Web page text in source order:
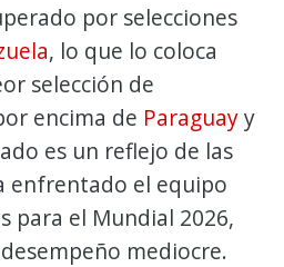
por selecciones
, lo que lo coloca
selección de
encima de Paraguayy
es un reflejo de las
enfrentado el equipo
para el Mundial 2026,
mediocre.